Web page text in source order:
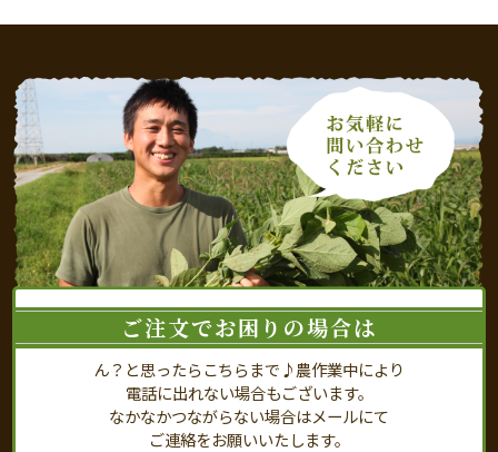
ご注文でお困りの場合は
ん？と思ったらこちらまで♪農作業中により
電話に出れない場合もございます。
なかなかつながらない場合はメールにて
ご連絡をお願いいたします。